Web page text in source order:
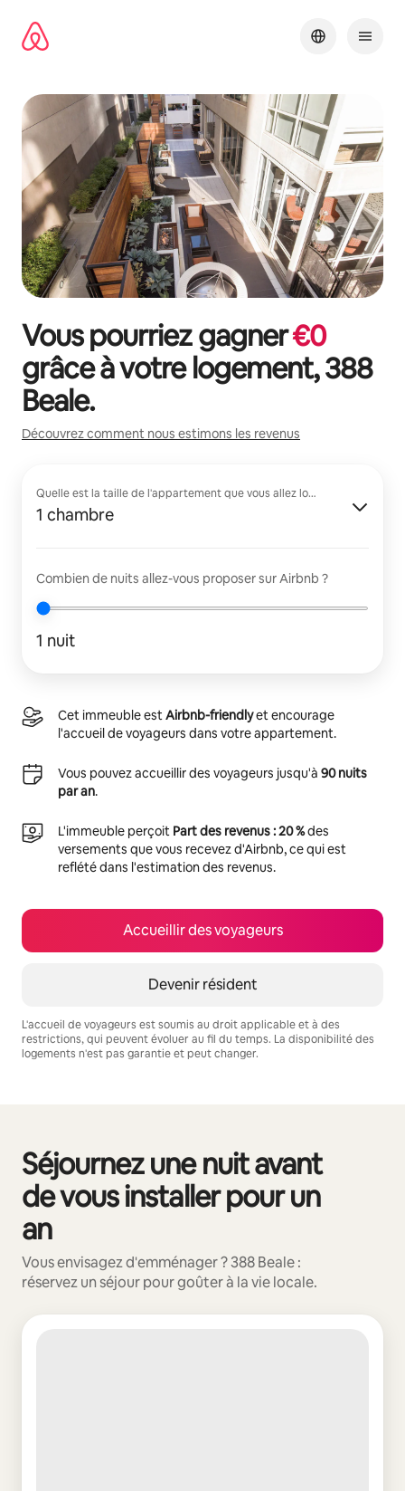
directement
Vous pourriez gagner€0
grâce à votre logement,388
Beale.
Découvrez comment nous estimons les revenus
Quelle est la taille de l'appartement que vous allez louer ?
1 chambre
Combien de nuits allez-vous proposer sur Airbnb ?
1 nuit
Cet immeuble estAirbnb-friendlyet encourage
l'accueil de voyageurs dans votre appartement.
Vous pouvez accueillir des voyageurs jusqu'à 90 nuits
par an.
L'immeuble perçoit Part des revenus : 20 %des
versements que vous recevez d'Airbnb, ce qui est
reflété dans l'estimation des revenus.
Accueillir des voyageurs
Devenir résident
L'accueil de voyageurs est soumis au droit applicable et à des
restrictions, qui peuvent évoluer au fil du temps. La disponibilité des
logements n'est pas garantie et peut changer.
Séjournez une nuit avant
de vous installer pour un
an
Vous envisagez d'emménager ? 388 Beale :
réservez un séjour pour goûter à la vie locale.
0 sur 0 élément visible